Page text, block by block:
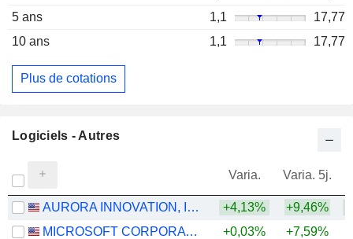
5 ans
1,1
17,77
10 ans
1,1 17,77
Plus de cotations
Logiciels - Autres
Varia. Varia. 5j.
AURORA INNOVATION, INC. +4,13% +9,46%
MICROSOFT CORPORATION
+0,03% +7,59%